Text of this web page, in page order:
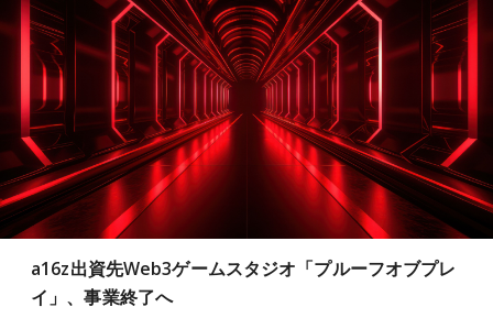
a16z出資先Web3ゲームスタジオ「プルーフオブプレ
イ」、事業終了へ